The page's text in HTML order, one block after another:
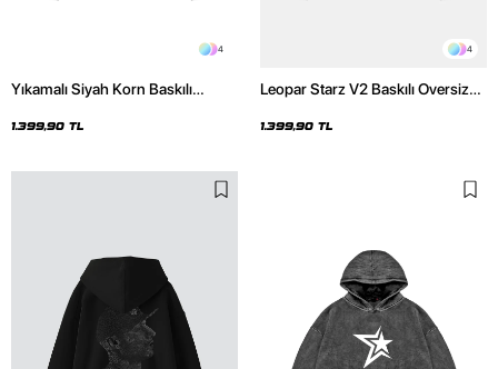
4
Yıkamalı Siyah Korn Baskılı
1.399,90 TL
4
Leopar Starz V2 Baskılı Oversize
Hoodie
1.399,90 TL